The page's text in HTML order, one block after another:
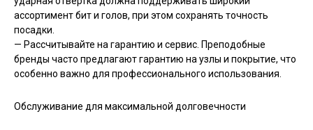
ассортимент бит и голов, при этом сохранять точность
посадки.
— Рассчитывайте на гарантию и сервис. Преподобные
бренды часто предлагают гарантию на узлы и покрытие, что
особенно важно для профессионального использования.
Обслуживание для максимальной долговечности